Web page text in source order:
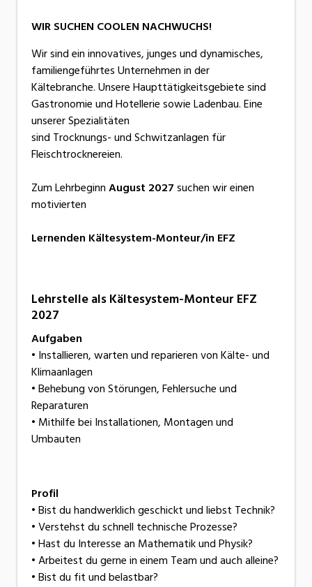
WIR SUCHEN COOLEN NACHWUCHS!
Wir sind ein innovatives, junges und dynamisches,
familiengeführtes Unternehmen in der
Kältebranche. Unsere Haupttätigkeitsgebiete sind
Gastronomie und Hotellerie sowie Ladenbau. Eine
unserer Spezialitäten
sind Trocknungs- und Schwitzanlagen für
Fleischtrocknereien.
Zum LehrbeginnAugust 2027suchen wir einen
motivierten
Lernenden Kältesystem-Monteur/in EFZ
Lehrstelle als Kältesystem-Monteur EFZ
2027
Aufgaben
• Installieren, warten und reparieren von Kälte- und
Klimaanlagen
• Behebung von Störungen, Fehlersuche und
Reparaturen
• Mithilfe bei Installationen, Montagen und
Umbauten
Profil
• Bist du handwerklich geschickt und liebst Technik?
• Verstehst du schnell technische Prozesse?
• Hast du Interesse an Mathematik und Physik?
• Arbeitest du gerne in einem Team und auch alleine?
• Bist du fit und belastbar?